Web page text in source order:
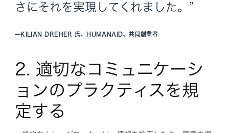
さにそれを実現してくれました。”
—KILIAN DREHER 氏、HUMANAID、共同創業者
2. 適切なコミュニケーシ
ョンのプラクティスを規
定する